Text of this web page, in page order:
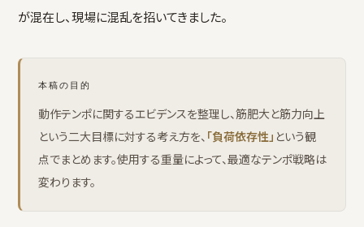
が混在し、現場に混乱を招いてきました。
本稿の目的
動作テンポに関するエビデンスを整理し、筋肥大と筋力向上
という二大目標に対する考え方を、 「負荷依存性」 という観
点でまとめます。使用する重量によって、最適なテンポ戦略は
変わります。